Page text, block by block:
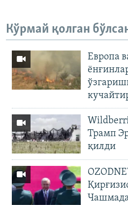
Кўрмай қолган
Европа
Трамп
қилди